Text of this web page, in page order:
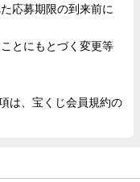
応募期限の到来前に
とにもとづく変更等
は、宝くじ会員規約の